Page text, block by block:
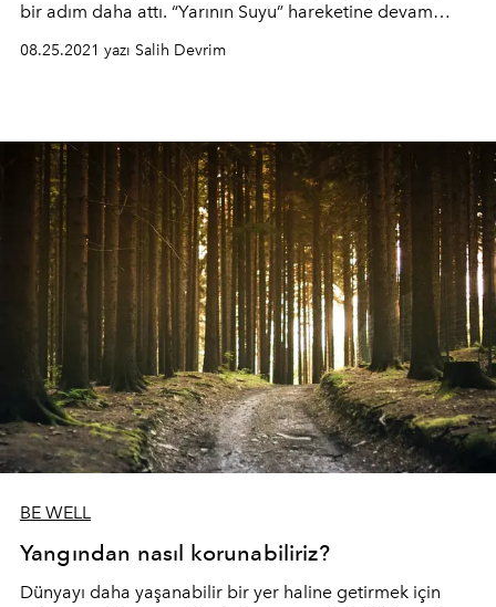
bir adım daha attı. “Yarının Suyu” hareketine devam
eden Finish, proje kapsamında sevilen oyuncu Kıvanç
Tatlıtuğ ile su tasarrufunda yeni bir dönem başlatıyor.
08.25.2021 yazı Salih Devrim
BE WELL
Yangından nasıl korunabiliriz?
Dünyayı daha yaşanabilir bir yer haline getirmek için